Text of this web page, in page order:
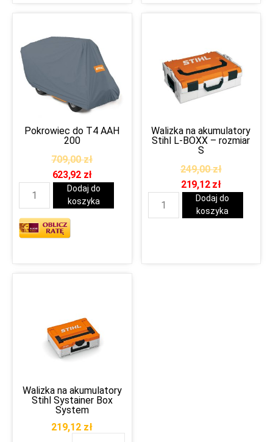
Pokrowiec do T4 AAH
200
709,00zł
623,92 zł
Dodaj do
koszyka
Walizka na akumulatory
Stihl L-BOXX – rozmiar
S
249,00zł
219,12 zł
Dodaj do
koszyka
Walizka na akumulatory
Stihl Systainer Box
System
219,12 zł